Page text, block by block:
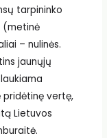
tarpininko
(metinė
– nulinės.
jaunųjų
pridėtinę vertę,
Lietuvos